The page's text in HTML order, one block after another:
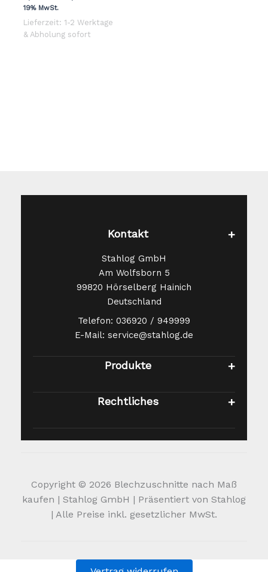
19% MwSt.
Lieferzeit: 1-2 Werktage
& Abholung sofort
Kontakt
Stahlog GmbH
Am Wolfsborn 5
99820 Hörselberg Hainich
Deutschland
Telefon: 036920 / 949999
E-Mail: service@stahlog.de
Produkte
Rechtliches
Copyright © 2026 Blechzuschnitte nach Maß
kaufen | Stahlog GmbH | Präsentiert von Stahlog
| Alle Preise inkl. gesetzlicher MwSt.